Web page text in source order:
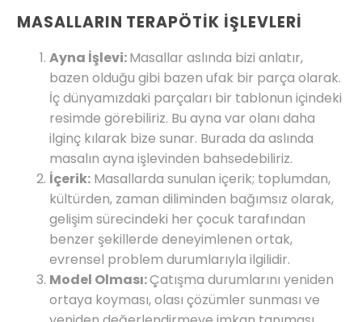
MASALLARIN TERAPÖTİK İŞLEVLERİ
Ayna İşlevi:Masallar aslında bizi anlatır,
bazen olduğu gibi bazen ufak bir parça olarak.
İç dünyamızdaki parçaları bir tablonun içindeki
resimde görebiliriz. Bu ayna var olanı daha
ilginç kılarak bize sunar. Burada da aslında
masalın ayna işlevinden bahsedebiliriz.
İçerik: Masallarda sunulan içerik; toplumdan,
kültürden, zaman diliminden bağımsız olarak,
gelişim sürecindeki her çocuk tarafından
benzer şekillerde deneyimlenen ortak,
evrensel problem durumlarıyla ilgilidir.
Model Olması:Çatışma durumlarını yeniden
ortaya koyması, olası çözümler sunması ve